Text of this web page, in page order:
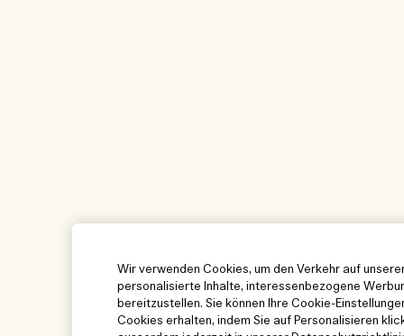
Wir verwenden Cookies, um den Verkehr auf
personalisierte Inhalte, interessenbezogene
bereitzustellen. Sie können Ihre Cookie-
Cookies erhalten, indem Sie auf Personalisieren